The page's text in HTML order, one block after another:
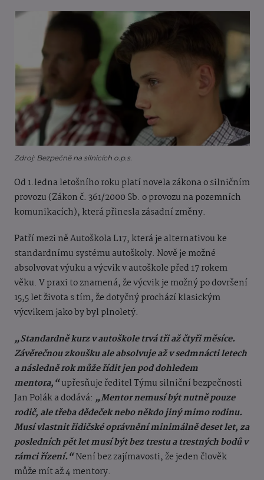
Zdroj: Bezpečně na silnicích o.p.s.
Od 1.ledna letošního roku platí novela zákona o silničním
provozu (Zákon č. 361/2000 Sb. o provozu na pozemních
komunikacích), která přinesla zásadní změny.
Patří mezi ně Autoškola L17, která je alternativou ke
standardnímu systému autoškoly. Nově je možné
absolvovat výuku a výcvik v autoškole před 17 rokem
věku. V praxi to znamená, že výcvik je možný po dovršení
15,5 let života s tím, že dotyčný prochází klasickým
výcvikem jako by byl plnoletý.
„Standardně kurz v autoškole trvá tři až čtyři měsíce.
Závěrečnou zkoušku ale absolvuje až v sedmnácti letech
a následně rok může řídit jen pod dohledem
mentora,“upřesňuje ředitel Týmu silniční bezpečnosti
Jan Polák a dodává: „Mentor nemusí být nutně pouze
rodič, ale třeba dědeček nebo někdo jiný mimo rodinu.
Musí vlastnit řidičské oprávnění minimálně deset let, za
posledních pět let musí být bez trestu a trestných bodů v
rámci řízení.“Není bez zajímavosti, že jeden člověk
může mít až 4 mentory.